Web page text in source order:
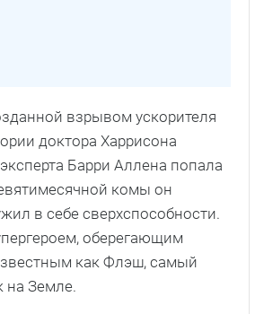
взрывом ускорителя
доктора Харрисона
Барри Аллена попала
комы он
в себе сверхспособности.
оберегающим
как Флэш, самый
на Земле.